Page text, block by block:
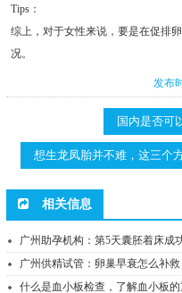
Tips：
综上，对于女性来说，要是在促排
况。
发布
国内是否可
想生龙凤胎并不难，这三个
相关信息
广州助孕机构：第5天囊胚着床成
广州供精试管：卵巢早衰怎么补
什么是血小板检查，了解血小板的